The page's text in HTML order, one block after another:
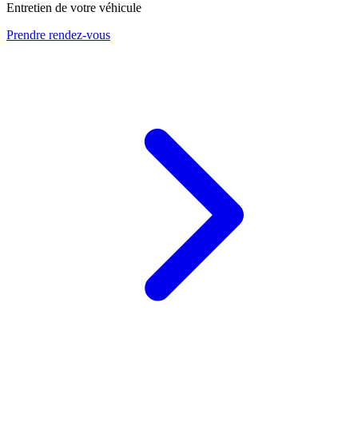
Entretien de votre véhicule
Prendre rendez-vous